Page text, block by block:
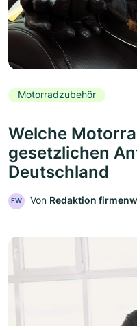
Motorradzubehör
Welche
gesetzlichen
Deutschland
FW Von Redaktion